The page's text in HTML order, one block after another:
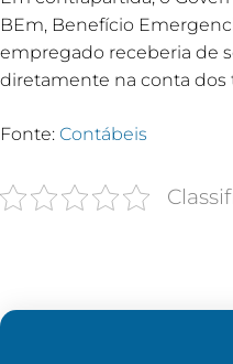
BEm, Benefício
empregado receberia de
diretamente na conta dos
Fonte: Contábeis